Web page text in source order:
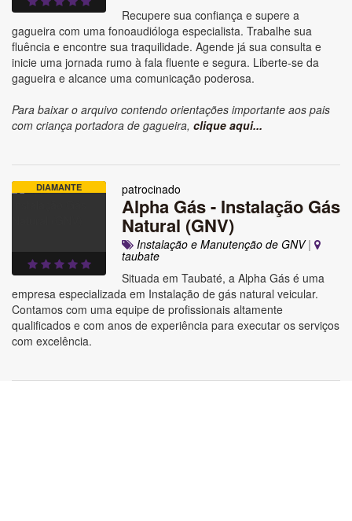
Recupere sua confiança e supere a
gagueira com uma fonoaudióloga especialista. Trabalhe sua
fluência e encontre sua traquilidade. Agende já sua consulta e
inicie uma jornada rumo à fala fluente e segura. Liberte-se da
gagueira e alcance uma comunicação poderosa.
Para baixar o arquivo contendo orientações importante aos pais
com criança portadora de gagueira, clique aqui...
DIAMANTE patrocinado
Alpha Gás - Instalação Gás
Natural (GNV)
Instalação e Manutenção de GNV|
taubate
Situada em Taubaté, a Alpha Gás é uma
empresa especializada em Instalação de gás natural veicular.
Contamos com uma equipe de profissionais altamente
qualificados e com anos de experiência para executar os serviços
com excelência.